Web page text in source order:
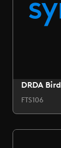
DRDA
FTS106